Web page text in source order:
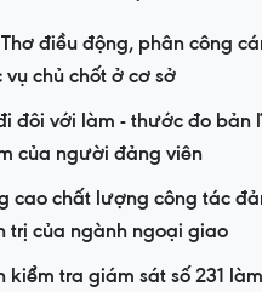
điều động, phân công
vụ chủ chốt ở cơ sở
đôi với làm - thước đo bản
của người đảng viên
cao chất lượng công tác
trị của ngành ngoại giao
kiểm tra giám sát số 231